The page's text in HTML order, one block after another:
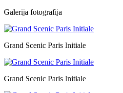
Galerija fotografija
Grand Scenic Paris Initiale
Grand Scenic Paris Initiale